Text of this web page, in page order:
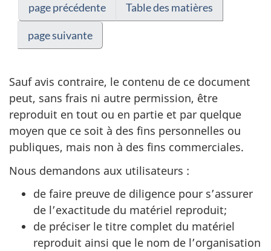
page précédente Table des matières
page suivante
Sauf avis contraire, le contenu de ce document
peut, sans frais ni autre permission, être
reproduit en tout ou en partie et par quelque
moyen que ce soit à des fins personnelles ou
publiques, mais non à des fins commerciales.
Nous demandons aux utilisateurs :
de faire preuve de diligence pour s’assurer
de l’exactitude du matériel reproduit;
de préciser le titre complet du matériel
reproduit ainsi que le nom de l’organisation